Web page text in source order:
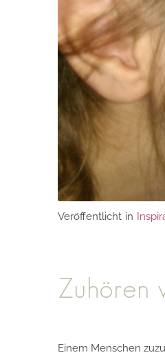
Veröffentlicht in
Zuhören
Einem Menschen